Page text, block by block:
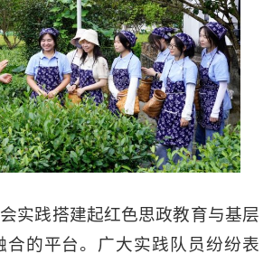
会实践搭建起红色思政教育与基层
合的平台。广大实践队员纷纷表